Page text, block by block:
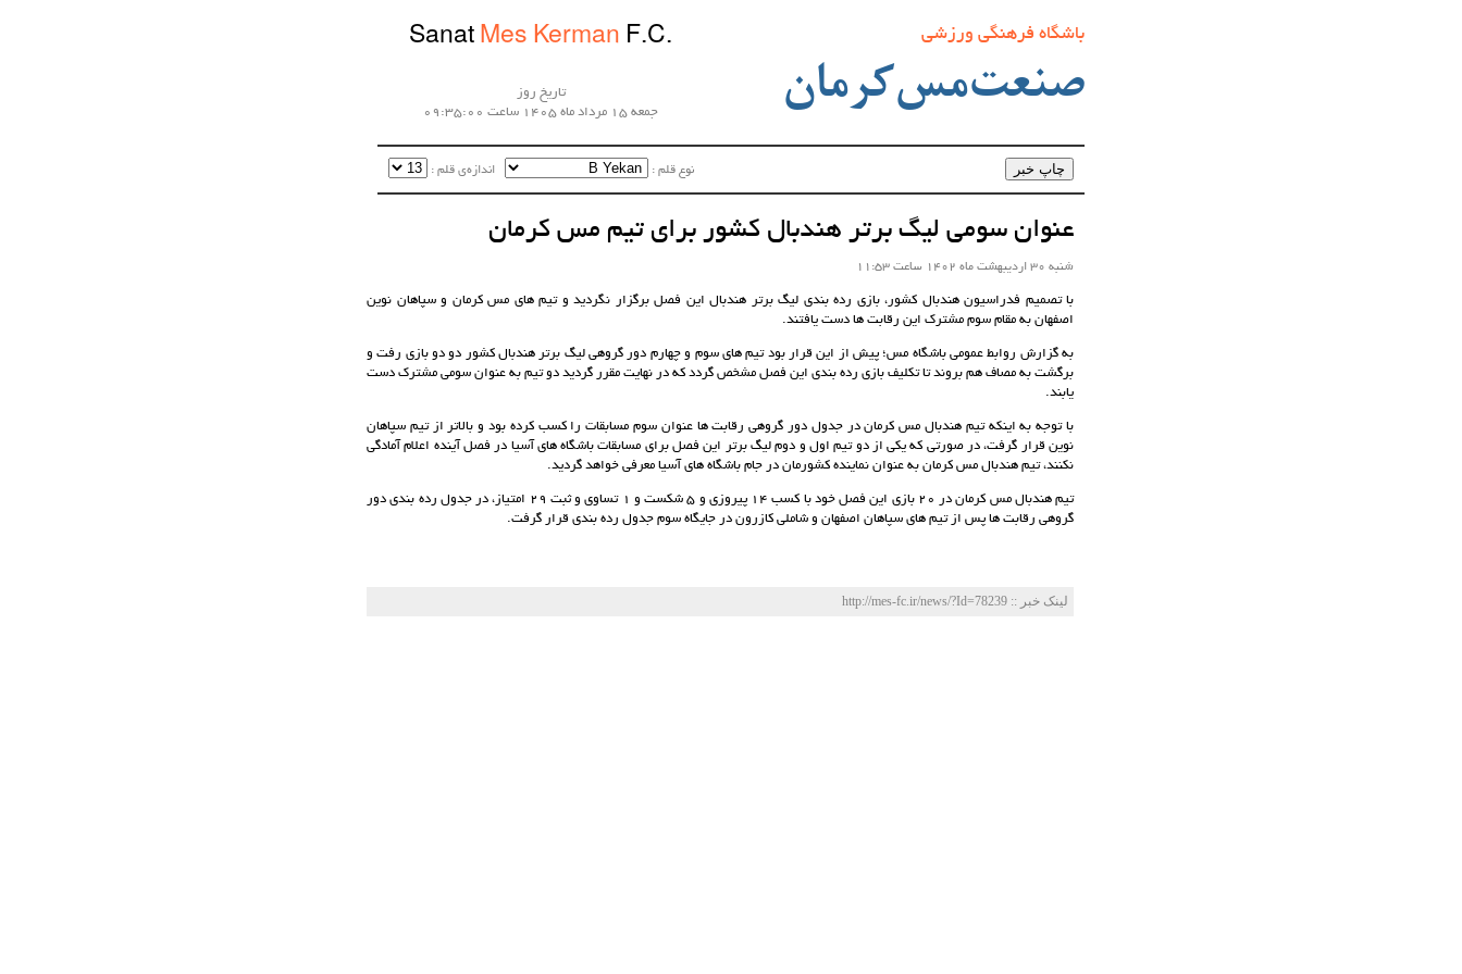
باشگاه فرهنگی ورزشی
صنعت‌مس‌کرمان
Sanat Mes Kerman F.C.
تاریخ روز
جمعه 15 مرداد ماه 1405 ساعت 09:35:00
نوع قلم :‌ اندازه‌ی قلم :‌
عنوان سومی لیگ برتر هندبال کشور برای تیم مس کرمان
شنبه 30 اردیبهشت ماه 1402 ساعت 11:53
با تصمیم فدراسیون هندبال کشور، بازی رده بندی لیگ برتر هندبال این فصل برگزار نگردید و تیم های مس کرمان و سپاهان نوین
اصفهان به مقام سوم مشترک این رقابت ها دست یافتند.
به گزارش روابط عمومی باشگاه مس؛ پیش از این قرار بود تیم های سوم و چهارم دور گروهی لیگ برتر هندبال کشور دو دو بازی رفت و
برگشت به مصاف هم بروند تا تکلیف بازی رده بندی این فصل مشخص گردد که در نهایت مقرر گردید دو تیم به عنوان سومی مشترک دست
یابند.
با توجه به اینکه تیم هندبال مس کرمان در جدول دور گروهی رقابت ها عنوان سوم مسابقات را کسب کرده بود و بالاتر از تیم سپاهان
نوین قرار گرفت، در صورتی که یکی از دو تیم اول و دوم لیگ برتر این فصل برای مسابقات باشگاه های آسیا در فصل آینده اعلام آمادگی
نکنند، تیم هندبال مس کرمان به عنوان نماینده کشورمان در جام باشگاه های آسیا معرفی خواهد گردید.
تیم هندبال مس کرمان در 20 بازی این فصل خود با کسب 14 پیروزی و 5 شکست و 1 تساوی و ثبت 29 امتیاز، در جدول رده بندی دور
گروهی رقابت ها پس از تیم های سپاهان اصفهان و شاملی کازرون در جایگاه سوم جدول رده بندی قرار گرفت.
لینک خبر‌ :: http://mes-fc.ir/news/?Id=78239